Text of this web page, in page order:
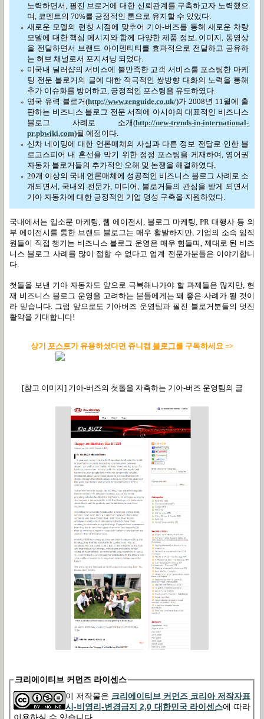
노력하면서, 필진 브로거에 대한 신뢰관계를 구축하고자 노력했으
며, 코멘트의 70%를 긍정적인 톤으로 유지할 수 있었다.
새로운 모델의 런칭 시점에 맞추어 기아-버즈를 통해 새로운 차량
모델에 대한 핵심 메시지와 함께 다양한 제품 정보, 이미지, 동영상
을 전달하면서 브랜드 아이덴티티를 효과적으로 전달하고 공유하
는 허브 채널로서 포지셔닝 되었다.
미국내 딜러샵의 서비스에 불만족한 고객 서비스를 포스팅한 마케
팅 전문 블로거의 글에 대한 적극적인 쌍방향 대화의 노력을 통해
추가 이슈화를 방어하고, 긍정적인 포스팅을 유도하였다.
영국 유력 블로거(http://www.zenguide.co.uk/)가 2008년 11월에 출
판하는 비즈니스 블로그 전문 서적에 아시아의 대표적인 비즈니스
블로그 사례로 소개(http://new-trends-in-international-
pr.pbwiki.com)될 예정이다.
신차 네이밍에 대한 언론매체의 사실과 다른 정보 전달로 인한 블
로고스피어 내 혼선을 막기 위한 정정 포스팅을 게재하여, 영어권
자동차 블로거들의 추가적인 오해 및 논쟁을 해결하였다.
20개 이상의 국내 언론매체에 성공적인 비즈니스 블로그 사례로 소
개되면서, 국내외 전문가, 미디어, 블로거들의 관심을 받게 되면서
기아 자동차에 대한 긍정적인 기업 명성 구축을 지원하였다.
국내에서는 입소문 마케팅, 웹 에이전시, 블로그 마케팅, PR 대행사 등 외
부 에이전시를 통한 브랜드 블로그는 매우 활발하지만, 기업의 소속 임직
원들이 직접 챙기는 비즈니스 블로그 운영은 매우 힘들며, 제대로 된 비즈
니스 블로그 사례를 많이 접할 수 없다고 업계 전문가분들은 이야기합니
다.
첫돌을 보낸 기아 자동차도 앞으로 극복해나가야 할 과제들은 많지만, 현
재 비즈니스 블로그 운영을 고려하는 분들에게는 꽤 좋은 사례가 될 것이
라 믿습니다. 그럼 앞으로도 기아버즈 운영팀과 필진 블로거분들의 멋진
활약을 기대합니다!
상기 포스트가 유용하셨다면 쥬니캡 블로그를 구독하세요 =>
[참고 이미지] 기아-버즈의 첫돌을 자축하는 기아-버즈 운영팀의 글
크리에이티브 커먼즈 라이센스
이 저작물은 크리에이티브 커먼즈 코리아 저작자표
시-비영리-변경금지 2.0 대한민국 라이센스에 따라
이용하실 수 있습니다.